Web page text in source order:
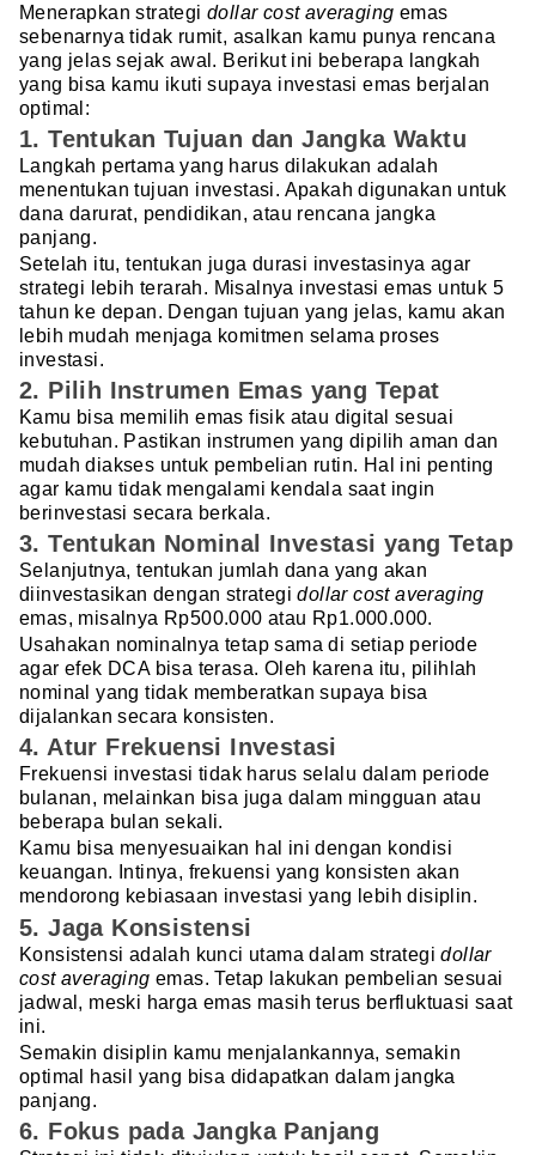
Menerapkan strategi dollar cost averaging emas
sebenarnya tidak rumit, asalkan kamu punya rencana
yang jelas sejak awal. Berikut ini beberapa langkah
yang bisa kamu ikuti supaya investasi emas berjalan
optimal:
1. Tentukan Tujuan dan Jangka Waktu
Langkah pertama yang harus dilakukan adalah
menentukan tujuan investasi. Apakah digunakan untuk
dana darurat, pendidikan, atau rencana jangka
panjang.
Setelah itu, tentukan juga durasi investasinya agar
strategi lebih terarah. Misalnya investasi emas untuk 5
tahun ke depan. Dengan tujuan yang jelas, kamu akan
lebih mudah menjaga komitmen selama proses
investasi.
2. Pilih Instrumen Emas yang Tepat
Kamu bisa memilih emas fisik atau digital sesuai
kebutuhan. Pastikan instrumen yang dipilih aman dan
mudah diakses untuk pembelian rutin. Hal ini penting
agar kamu tidak mengalami kendala saat ingin
berinvestasi secara berkala.
3. Tentukan Nominal Investasi yang Tetap
Selanjutnya, tentukan jumlah dana yang akan
diinvestasikan dengan strategidollar cost averaging
emas, misalnya Rp500.000 atau Rp1.000.000.
Usahakan nominalnya tetap sama di setiap periode
agar efek DCA bisa terasa. Oleh karena itu, pilihlah
nominal yang tidak memberatkan supaya bisa
dijalankan secara konsisten.
4. Atur Frekuensi Investasi
Frekuensi investasi tidak harus selalu dalam periode
bulanan, melainkan bisa juga dalam mingguan atau
beberapa bulan sekali.
Kamu bisa menyesuaikan hal ini dengan kondisi
keuangan. Intinya, frekuensi yang konsisten akan
mendorong kebiasaan investasi yang lebih disiplin.
5. Jaga Konsistensi
Konsistensi adalah kunci utama dalam strategi dollar
cost averagingemas. Tetap lakukan pembelian sesuai
jadwal, meski harga emas masih terus berfluktuasi saat
ini.
Semakin disiplin kamu menjalankannya, semakin
optimal hasil yang bisa didapatkan dalam jangka
panjang.
6. Fokus pada Jangka Panjang